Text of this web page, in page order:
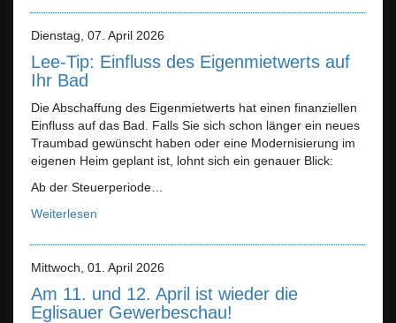
Dienstag, 07. April 2026
Lee-Tip: Einfluss des Eigenmietwerts auf
Ihr Bad
Die Abschaffung des Eigenmietwerts hat einen finanziellen
Einfluss auf das Bad. Falls Sie sich schon länger ein neues
Traumbad gewünscht haben oder eine Modernisierung im
eigenen Heim geplant ist, lohnt sich ein genauer Blick:
Ab der Steuerperiode…
Weiterlesen
Mittwoch, 01. April 2026
Am 11. und 12. April ist wieder die
Eglisauer Gewerbeschau!